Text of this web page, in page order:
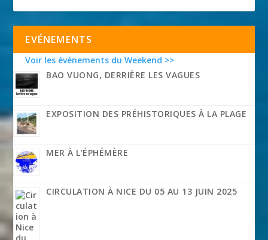
EVÉNEMENTS
Voir les événements du Weekend >>
BAO VUONG, DERRIÈRE LES VAGUES
EXPOSITION DES PRÉHISTORIQUES À LA PLAGE
MER À L’ÉPHÉMÈRE
CIRCULATION À NICE DU 05 AU 13 JUIN 2025